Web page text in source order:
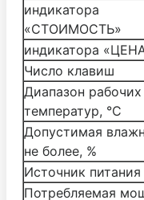
индикатора
«СТОИМОСТЬ»
индикатора
Число клавиш
Диапазон рабочих
температур, °С
Допустимая
не более, %
Источник питания
Потребляемая